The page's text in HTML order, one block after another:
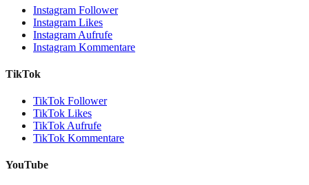
Instagram Follower
Instagram Likes
Instagram Aufrufe
Instagram Kommentare
TikTok
TikTok Follower
TikTok Likes
TikTok Aufrufe
TikTok Kommentare
YouTube